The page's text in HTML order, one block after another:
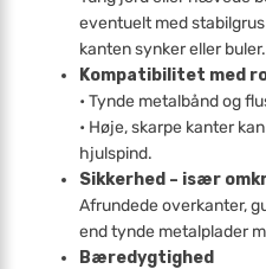
eventuelt med
kanten synker eller buler.
Kompatibilitet med
• Tynde metalbånd og
• Høje, skarpe kanter
hjulspind.
Sikkerhed – især
Afrundede overkanter,
end tynde metalplader
Bæredygtighed